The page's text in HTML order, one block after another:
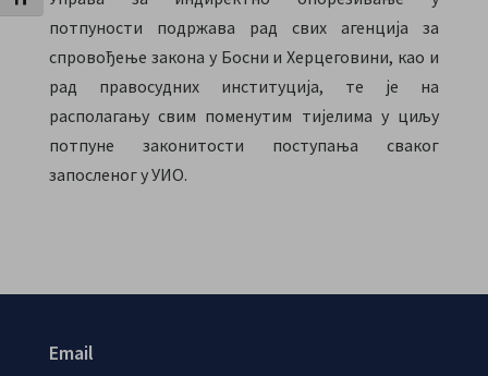
потпуности подржава рад свих агенција за
cпровођење закона у Босни и Херцеговини, као и
рад правосудних институција, те је на
располагању свим поменутим тијелима у циљу
потпуне законитости поступања сваког
запосленог у УИО.
Email